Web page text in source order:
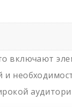
включают